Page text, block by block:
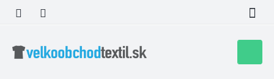
obsah
košík